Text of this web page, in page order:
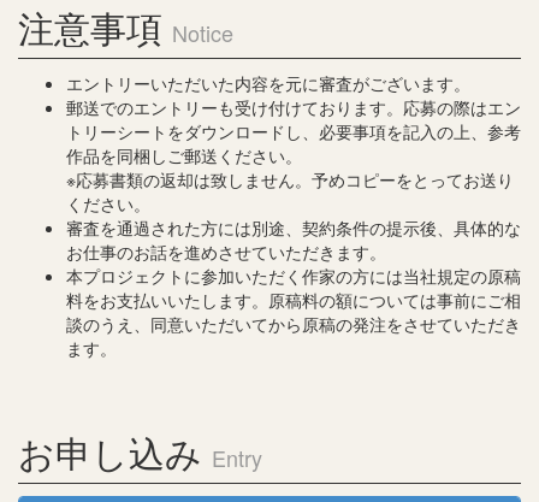
注意事項 Notice
エントリーいただいた内容を元に審査がございます。
郵送でのエントリーも受け付けております。応募の際はエン
トリーシートをダウンロードし、必要事項を記入の上、参考
作品を同梱しご郵送ください。
※応募書類の返却は致しません。予めコピーをとってお送り
ください。
審査を通過された方には別途、契約条件の提示後、具体的な
お仕事のお話を進めさせていただきます。
本プロジェクトに参加いただく作家の方には当社規定の原稿
料をお支払いいたします。原稿料の額については事前にご相
談のうえ、同意いただいてから原稿の発注をさせていただき
ます。
お申し込み Entry